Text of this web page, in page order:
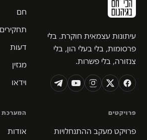
עיתונות עצמאית חוקרת. בלי
פרסומות, בלי בעלי הון, בלי
צנזורה, בלי פשרות.
חם
תחקירים
דעות
מגזין
וידאו
פרויקטים
פרויקט מעקב ההתנחלויות
המערכת
אודות